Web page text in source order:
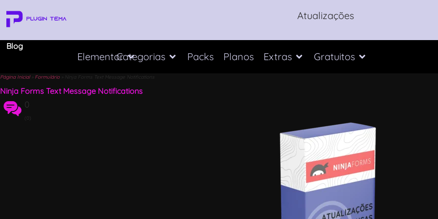
Atualizações
Blog
ElementorCategorias Packs Planos Extras Gratuitos
Página Inicial» Formulário» Ninja Forms Text Message Notifications
Ninja Forms Text Message Notifications
0